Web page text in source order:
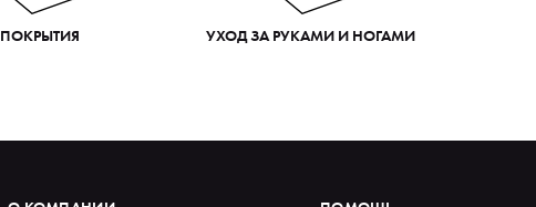
ПОКРЫТИЯ УХОД ЗА РУКАМИ И НОГАМИ